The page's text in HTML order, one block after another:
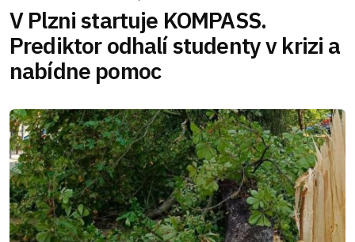
V Plzni startuje KOMPASS.
Prediktor odhalí studenty v krizi a
nabídne pomoc